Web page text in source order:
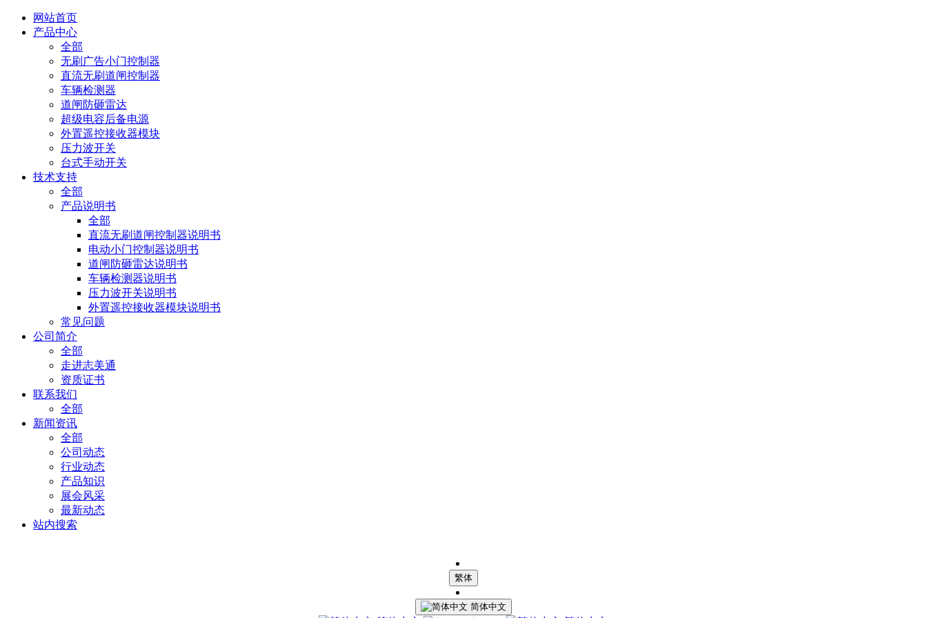
网站首页
产品中心
全部
无刷广告小门控制器
直流无刷道闸控制器
车辆检测器
道闸防砸雷达
超级电容后备电源
外置遥控接收器模块
压力波开关
台式手动开关
技术支持
全部
产品说明书
全部
直流无刷道闸控制器说明书
电动小门控制器说明书
道闸防砸雷达说明书
车辆检测器说明书
压力波开关说明书
外置遥控接收器模块说明书
常见问题
公司简介
全部
走进志美通
资质证书
联系我们
全部
新闻资讯
全部
公司动态
行业动态
产品知识
展会风采
最新动态
站内搜索
繁体
简体中文